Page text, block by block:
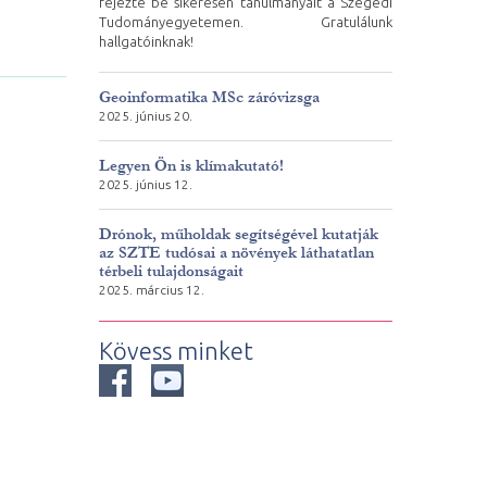
Tudományegyetemen. Gratulálunk
hallgatóinknak!
Geoinformatika MSc záróvizsga
2025. június 20.
Legyen Ön is klímakutató!
2025. június 12.
Drónok, műholdak segítségével kutatják
az SZTE tudósai a növények láthatatlan
térbeli tulajdonságait
2025. március 12.
Kövess minket